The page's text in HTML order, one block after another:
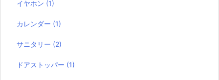
イヤホン (1)
カレンダー (1)
サニタリー (2)
ドアストッパー (1)